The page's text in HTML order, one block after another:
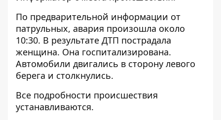
По предварительной информации от
патрульных, авария произошла около
10:30. В результате ДТП пострадала
женщина. Она госпитализирована.
Автомобили двигались в сторону левого
берега и столкнулись.
Все подробности происшествия
устанавливаются.